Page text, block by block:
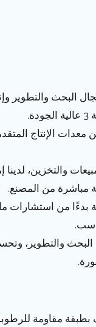
البحث والتطوير
الإنتاج
والتخزين،
مباشرة من المصنع.
بدءًا من استشارات
البحث والتطوير،
مقاومة